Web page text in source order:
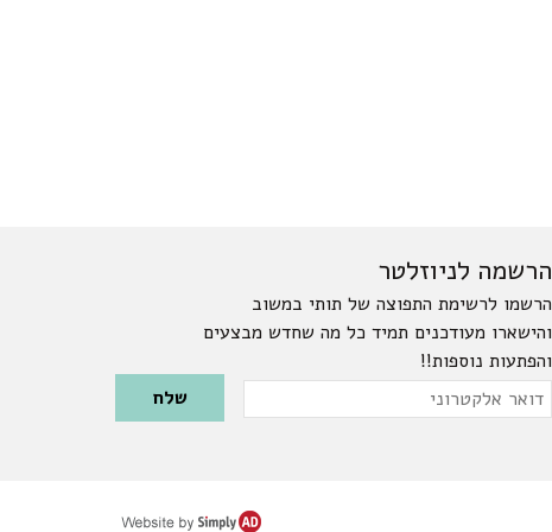
הרשמה לניוזלטר
הרשמו לרשימת התפוצה של תותי במשוב
והישארו מעודכנים תמיד כל מה שחדש מבצעים
והפתעות נוספות!!
Please leave this field empty.
דואר